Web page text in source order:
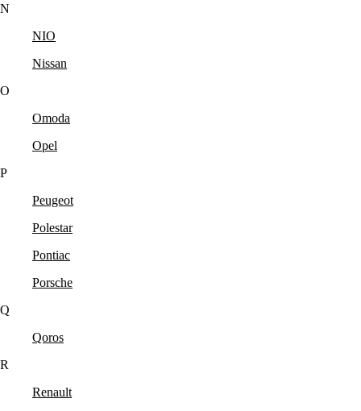
N
NIO
Nissan
O
Omoda
Opel
P
Peugeot
Polestar
Pontiac
Porsche
Q
Qoros
R
Renault